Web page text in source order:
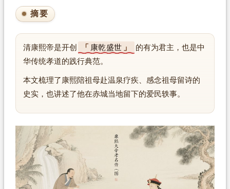
摘要
清康熙帝是开创 康乾盛世
的有为君主，也是中
华传统孝道的践行典范。
本文梳理了康熙陪祖母赴温泉疗疾、感念祖母留诗的
史实，也讲述了他在赤城当地留下的爱民轶事。